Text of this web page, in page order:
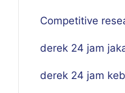
Competitive
derek 24 jam
derek 24 jam